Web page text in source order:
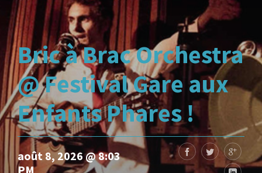
Bric à Brac Orchestra
@ Festival Gare aux
Enfants Phares !
août 8, 2026 @ 8:03
PM